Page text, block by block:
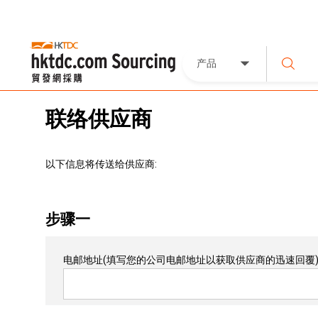
产品
联络供应商
以下信息将传送给供应商:
步骤一
电邮地址(填写您的公司电邮地址以获取供应商的迅速回覆)